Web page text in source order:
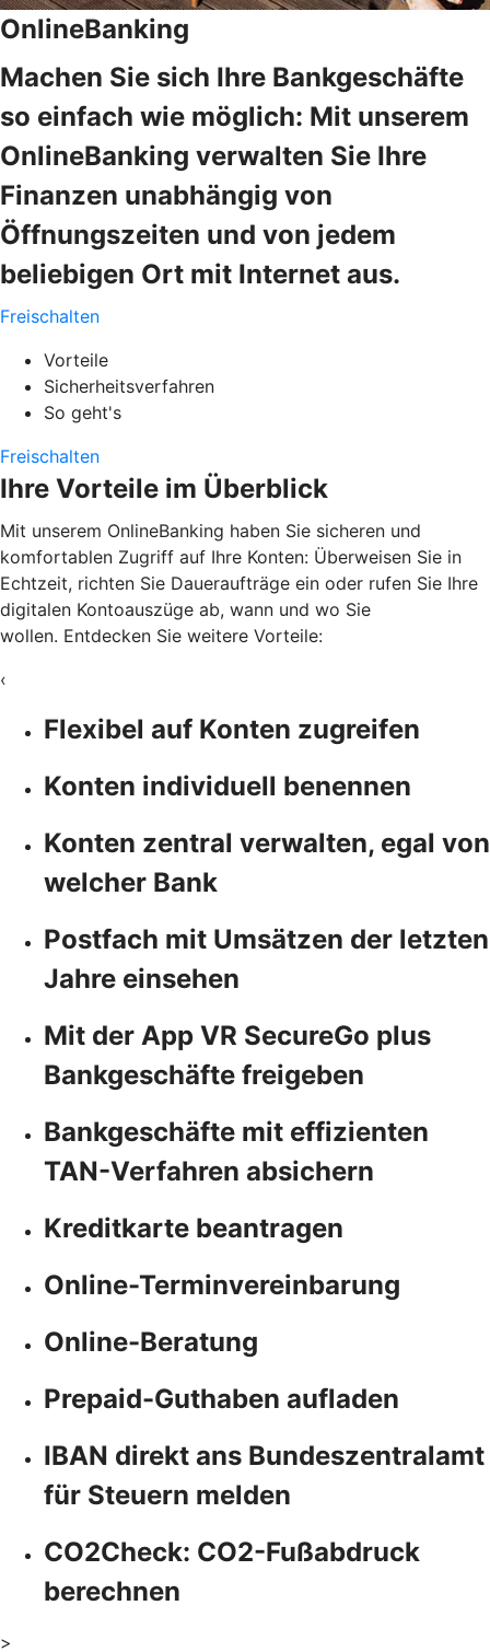
OnlineBanking
Machen Sie sich Ihre Bankgeschäfte
so einfach wie möglich: Mit unserem
OnlineBanking verwalten Sie Ihre
Finanzen unabhängig von
Öffnungszeiten und von jedem
beliebigen Ort mit Internet aus.
Freischalten
Vorteile
Sicherheitsverfahren
So geht's
Freischalten
Ihre Vorteile im Überblick
Mit unserem OnlineBanking haben Sie sicheren und
komfortablen Zugriff auf Ihre Konten: Überweisen Sie in
Echtzeit, richten Sie Daueraufträge ein oder rufen Sie Ihre
digitalen Kontoauszüge ab, wann und wo Sie
wollen. Entdecken Sie weitere Vorteile:
‹
Flexibel auf Konten zugreifen
Konten individuell benennen
Konten zentral verwalten, egal von
welcher Bank
Postfach mit Umsätzen der letzten
Jahre einsehen
Mit der App VR SecureGo plus
Bankgeschäfte freigeben
Bankgeschäfte mit effizienten
TAN-Verfahren absichern
Kreditkarte beantragen
Online-Terminvereinbarung
Online-Beratung
Prepaid-Guthaben aufladen
IBAN direkt ans Bundeszentralamt
für Steuern melden
CO2Check: CO2-Fußabdruck
berechnen
>